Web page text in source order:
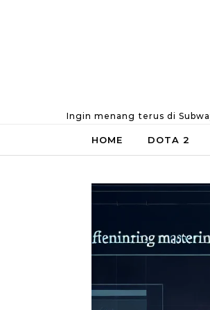
Ingin menang terus di
HOME DOTA 2